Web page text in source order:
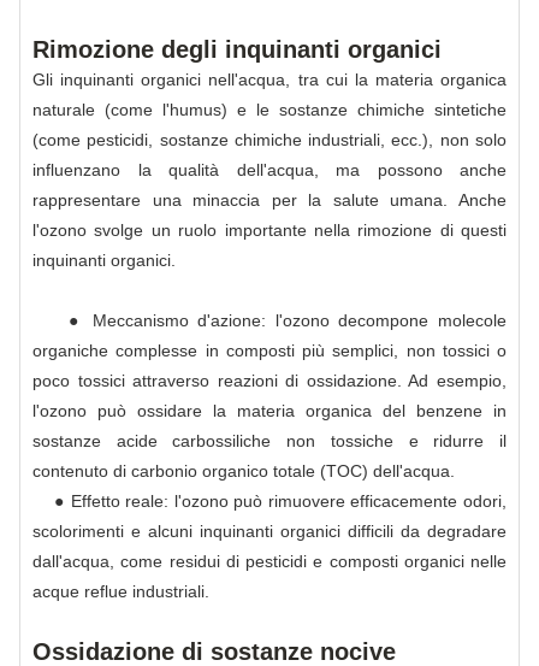
Rimozione degli inquinanti organici
Gli inquinanti organici nell'acqua, tra cui la materia organica
naturale (come l'humus) e le sostanze chimiche sintetiche
(come pesticidi, sostanze chimiche industriali, ecc.), non solo
influenzano la qualità dell'acqua, ma possono anche
rappresentare una minaccia per la salute umana. Anche
l'ozono svolge un ruolo importante nella rimozione di questi
inquinanti organici.
● Meccanismo d'azione: l'ozono decompone molecole
organiche complesse in composti più semplici, non tossici o
poco tossici attraverso reazioni di ossidazione. Ad esempio,
l'ozono può ossidare la materia organica del benzene in
sostanze acide carbossiliche non tossiche e ridurre il
contenuto di carbonio organico totale (TOC) dell'acqua.
● Effetto reale: l'ozono può rimuovere efficacemente odori,
scolorimenti e alcuni inquinanti organici difficili da degradare
dall'acqua, come residui di pesticidi e composti organici nelle
acque reflue industriali.
Ossidazione di sostanze nocive